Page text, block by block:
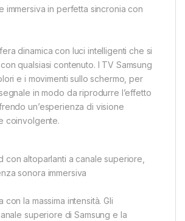
immersiva in perfetta sincronia con
dinamica con luci intelligenti che si
qualsiasi contenuto. I TV Samsung
e i movimenti sullo schermo, per
in modo da riprodurre l’effetto
un’esperienza di visione
coinvolgente.
con altoparlanti a canale superiore,
sonora immersiva
con la massima intensità. Gli
superiore di Samsung e la